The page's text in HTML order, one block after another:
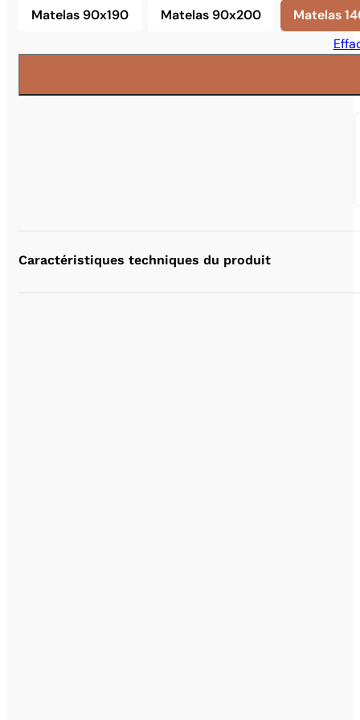
Matelas 90x190Matelas 90x190Matelas 90x200Matelas 90x200Matelas
Caractéristiques techniques du produit